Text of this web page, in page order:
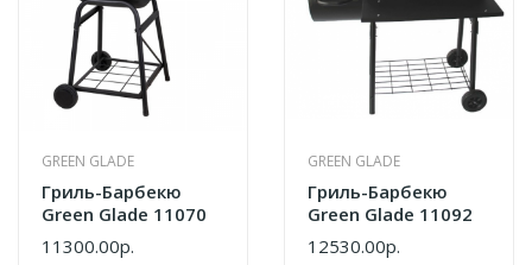
GREEN GLADE
Гриль-Барбекю
Green Glade 11070
11300.00р.
GREEN GLADE
Гриль-Барбекю
Green Glade 11092
12530.00р.